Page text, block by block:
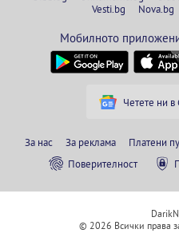
Vesti.bg
Nova.bg
Мобилното
Четете ни
За нас За реклама Платени
Поверителност
© 2026 Всички права